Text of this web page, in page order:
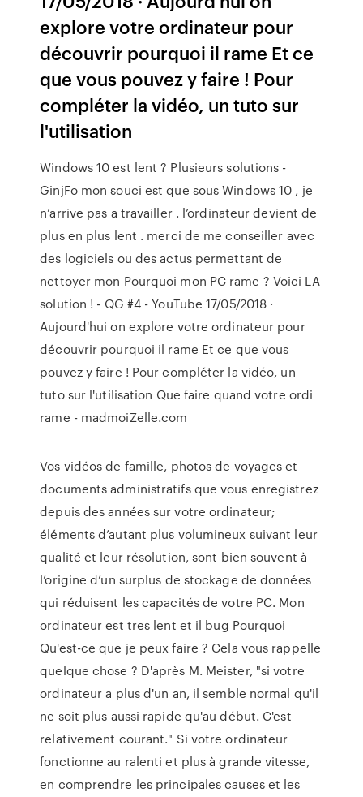
explore votre ordinateur pour
découvrir pourquoi il rame Et ce
que vous pouvez y faire ! Pour
compléter la vidéo, un tuto sur
l'utilisation
Windows 10 est lent ? Plusieurs solutions -
GinjFo mon souci est que sous Windows 10 , je
n’arrive pas a travailler . l’ordinateur devient de
plus en plus lent . merci de me conseiller avec
des logiciels ou des actus permettant de
nettoyer mon Pourquoi mon PC rame ? Voici LA
solution ! - QG #4 - YouTube 17/05/2018 ·
Aujourd'hui on explore votre ordinateur pour
découvrir pourquoi il rame Et ce que vous
pouvez y faire ! Pour compléter la vidéo, un
tuto sur l'utilisation Que faire quand votre ordi
rame - madmoiZelle.com
Vos vidéos de famille, photos de voyages et
documents administratifs que vous enregistrez
depuis des années sur votre ordinateur;
éléments d’autant plus volumineux suivant leur
qualité et leur résolution, sont bien souvent à
l’origine d’un surplus de stockage de données
qui réduisent les capacités de votre PC. Mon
ordinateur est tres lent et il bug Pourquoi
Qu'est-ce que je peux faire ? Cela vous rappelle
quelque chose ? D'après M. Meister, "si votre
ordinateur a plus d'un an, il semble normal qu'il
ne soit plus aussi rapide qu'au début. C'est
relativement courant." Si votre ordinateur
fonctionne au ralenti et plus à grande vitesse,
en comprendre les principales causes et les